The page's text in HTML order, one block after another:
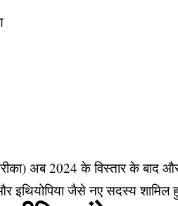
अब 2024 के विस्तार के बाद
इथियोपिया जैसे नए सदस्य शामिल